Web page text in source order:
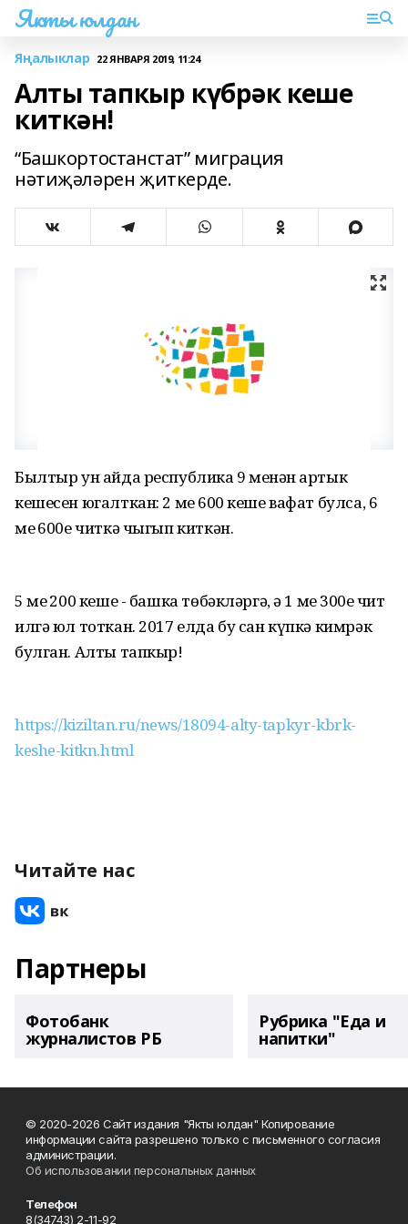
Якты юлдан
Яңалыклар 22 ЯНВАРЯ 2019, 11:24
Алты тапкыр күбрәк кеше
киткән!
“Башкортостанстат” миграция
нәтиҗәләрен җиткерде.
Былтыр ун айда республика 9 меңнән артык
кешесен югалткан: 2 мең 600 кеше вафат булса, 6
мең 600е читкә чыгып киткән.
5 мең 200 кеше - башка төбәкләргә, ә 1 мең 300е чит
илгә юл тоткан. 2017 елда бу сан күпкә кимрәк
булган. Алты тапкыр!
https://kiziltan.ru/news/18094-alty-tapkyr-kbrk-
keshe-kitkn.html
Читайте нас
Партнеры
Фотобанк
журналистов РБ
Рубрика "Еда и
напитки"
© 2020-2026 Сайт издания "Якты юлдан" Копирование
информации сайта разрешено только с письменного согласия
администрации.
Об использовании персональных данных
Телефон
8(34743) 2-11-92